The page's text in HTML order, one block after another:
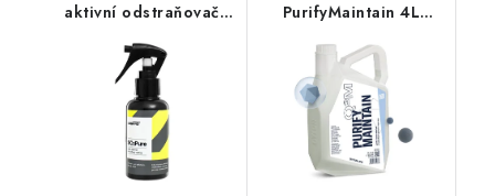
aktivní odstraňovač
PurifyMaintain 4L